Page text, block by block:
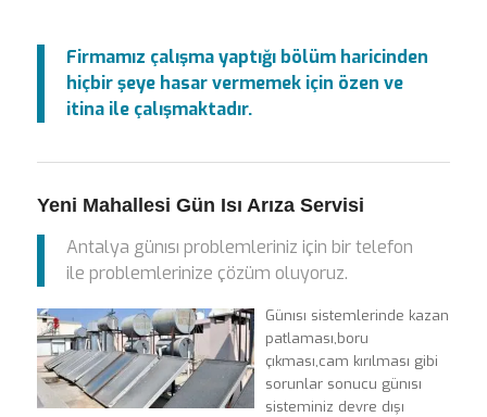
Firmamız çalışma yaptığı bölüm haricinden
hiçbir şeye hasar vermemek için özen ve
itina ile çalışmaktadır.
Yeni Mahallesi Gün Isı Arıza Servisi
Antalya günısı problemleriniz için bir telefon
ile problemlerinize çözüm oluyoruz.
Günısı sistemlerinde kazan
patlaması,boru
çıkması,cam kırılması gibi
sorunlar sonucu günısı
sisteminiz devre dışı